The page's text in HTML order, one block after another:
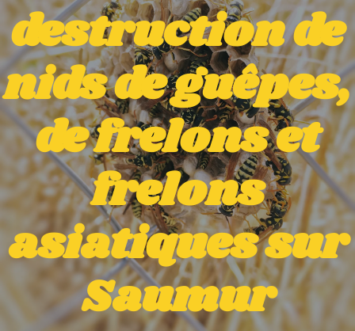
destruction de
nids de guêpes,
de frelons et
frelons
asiatiques sur
Saumur